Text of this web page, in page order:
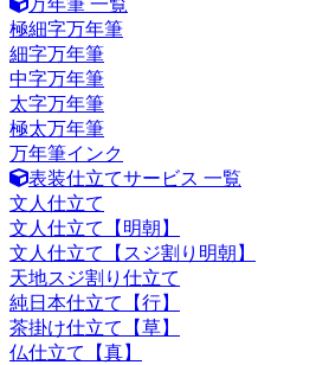
極細字万年筆
細字万年筆
中字万年筆
太字万年筆
極太万年筆
万年筆インク
表装仕立てサービス 一覧
文人仕立て
文人仕立て【明朝】
文人仕立て【スジ割り明朝】
天地スジ割り仕立て
純日本仕立て【行】
茶掛け仕立て【草】
仏仕立て【真】